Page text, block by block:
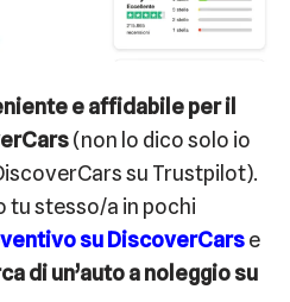
e affidabile per il
(non lo dico solo io
su Trustpilot).
tu stesso/a in pochi
su DiscoverCarse
di un’auto a noleggio su